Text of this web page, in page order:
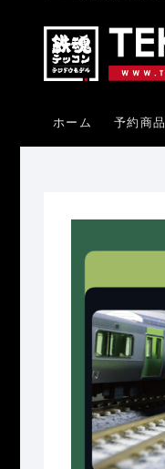
ホーム 予約商品